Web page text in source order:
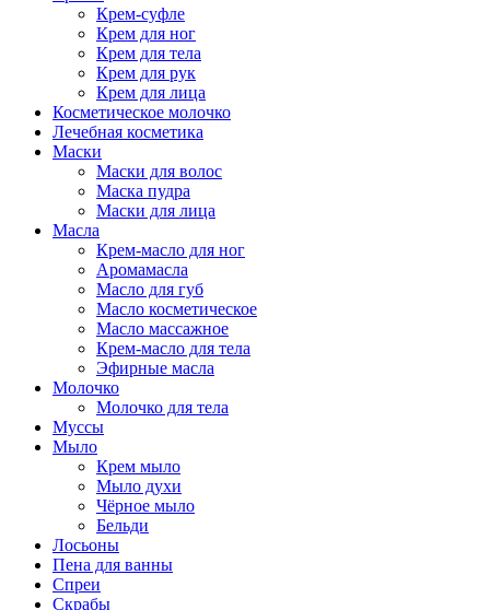
Крем-суфле
Крем для ног
Крем для тела
Крем для рук
Крем для лица
Косметическое молочко
Лечебная косметика
Маски
Маски для волос
Маска пудра
Маски для лица
Масла
Крем-масло для ног
Аромамасла
Масло для губ
Масло косметическое
Масло массажное
Крем-масло для тела
Эфирные масла
Молочко
Молочко для тела
Муссы
Мыло
Крем мыло
Мыло духи
Чёрное мыло
Бельди
Лосьоны
Пена для ванны
Спреи
Скрабы